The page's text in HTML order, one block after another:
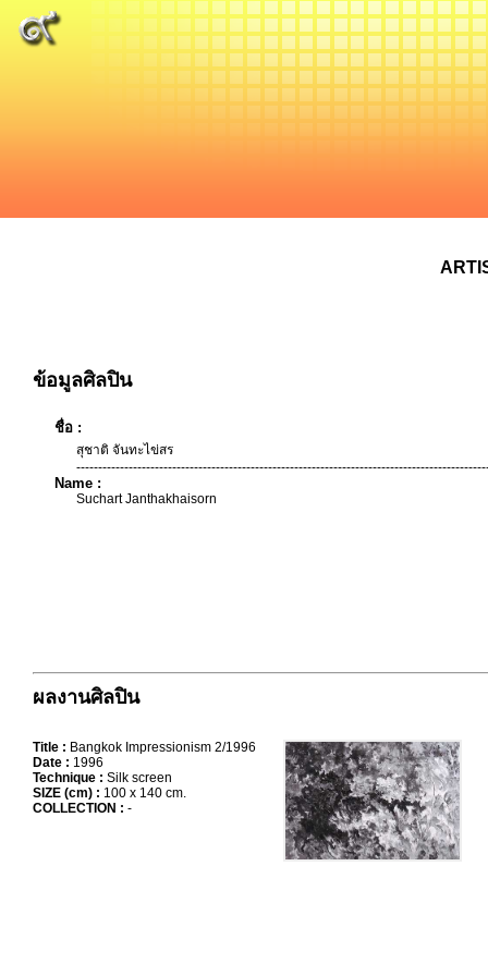
ข้อมูลศิลปิน
ชื่อ :
สุชาติ จันทะไข่สร
Name :
Suchart Janthakhaisorn
ผลงานศิลปิน
Title : Bangkok Impressionism 2/1996
Date : 1996
Technique : Silk screen
SIZE (cm) : 100 x 140 cm.
COLLECTION : -